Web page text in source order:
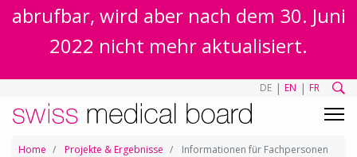
abrufbar, wird aber nach dem 30. Juni
2022 nicht mehr aktualisiert.
DE | EN | FR
Home Projekte & Ergebnisse Informationen für Fachpersonen